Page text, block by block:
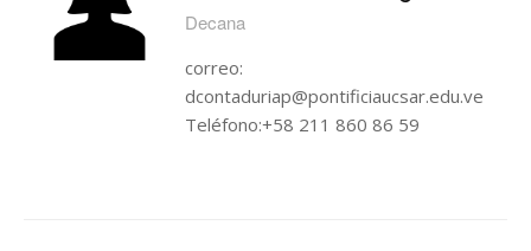
Decana
correo:
dcontaduriap@pontificiaucsar.edu.ve
Teléfono:+58 211 860 86 59